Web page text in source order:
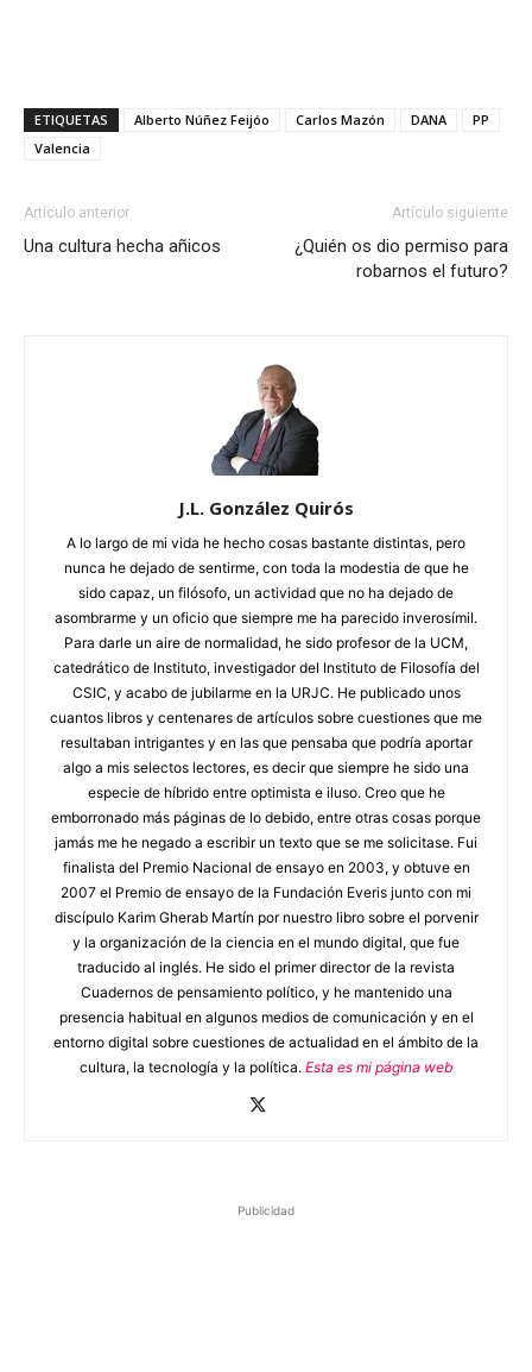
ETIQUETAS Alberto Núñez Feijóo Carlos Mazón DANA
PP
Valencia
Artículo anterior
Una cultura hecha añicos
Artículo siguiente
¿Quién os dio permiso para
robarnos el futuro?
J.L. González Quirós
A lo largo de mi vida he hecho cosas bastante distintas, pero
nunca he dejado de sentirme, con toda la modestia de que he
sido capaz, un filósofo, un actividad que no ha dejado de
asombrarme y un oficio que siempre me ha parecido inverosímil.
Para darle un aire de normalidad, he sido profesor de la UCM,
catedrático de Instituto, investigador del Instituto de Filosofía del
CSIC, y acabo de jubilarme en la URJC. He publicado unos
cuantos libros y centenares de artículos sobre cuestiones que me
resultaban intrigantes y en las que pensaba que podría aportar
algo a mis selectos lectores, es decir que siempre he sido una
especie de híbrido entre optimista e iluso. Creo que he
emborronado más páginas de lo debido, entre otras cosas porque
jamás me he negado a escribir un texto que se me solicitase. Fui
finalista del Premio Nacional de ensayo en 2003, y obtuve en
2007 el Premio de ensayo de la Fundación Everis junto con mi
discípulo Karim Gherab Martín por nuestro libro sobre el porvenir
y la organización de la ciencia en el mundo digital, que fue
traducido al inglés. He sido el primer director de la revista
Cuadernos de pensamiento político, y he mantenido una
presencia habitual en algunos medios de comunicación y en el
entorno digital sobre cuestiones de actualidad en el ámbito de la
cultura, la tecnología y la política. Esta es mi página web
Publicidad